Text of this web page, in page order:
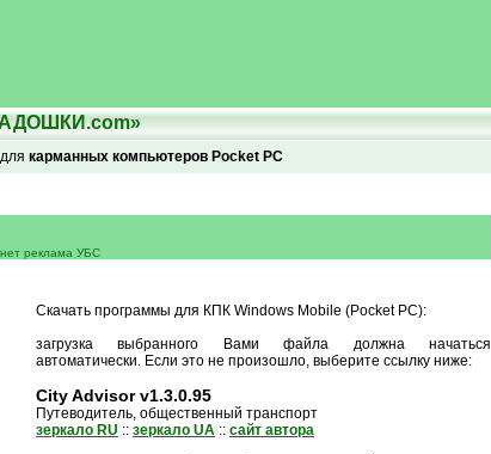
карманных компьютеров Pocket PC
реклама УБС
Скачать программы для КПК Windows Mobile (Pocket PC):
загрузка выбранного Вами файла должна начаться
автоматически. Если это не произошло, выберите ссылку ниже:
City Advisor v1.3.0.95
Путеводитель, общественный транспорт
зеркало RU :: зеркало UA :: сайт автора